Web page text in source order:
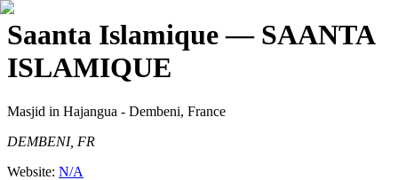
Saanta Islamique— SAANTA
ISLAMIQUE
Masjid in Hajangua - Dembeni, France
DEMBENI, FR
Website: N/A